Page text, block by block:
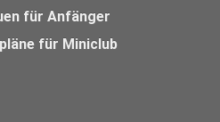
für Anfänger
für Miniclub